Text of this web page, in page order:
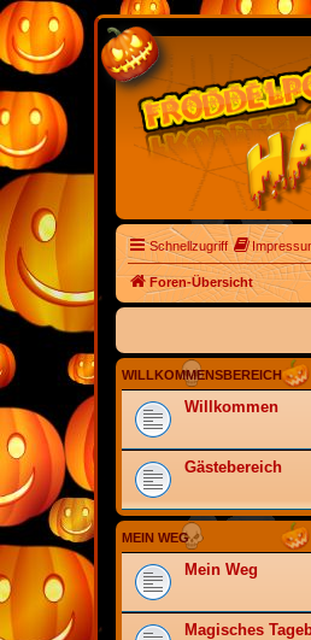
Schnellzugriff
Foren-Übersicht
WILLKOMMENSBEREICH
Willkommen
Gästebereich
MEIN WEG
Mein Weg
Magisches